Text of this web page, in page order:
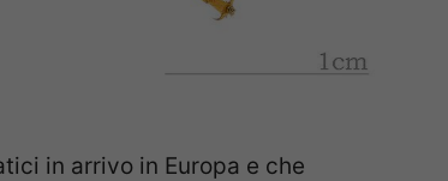
in arrivo in Europa e che